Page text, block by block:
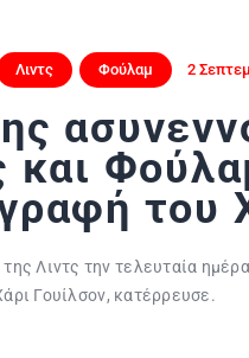
Λιντς Φούλαμ 2
και
του
Λιντς την τελευταία
Γουίλσον, κατέρρευσε.